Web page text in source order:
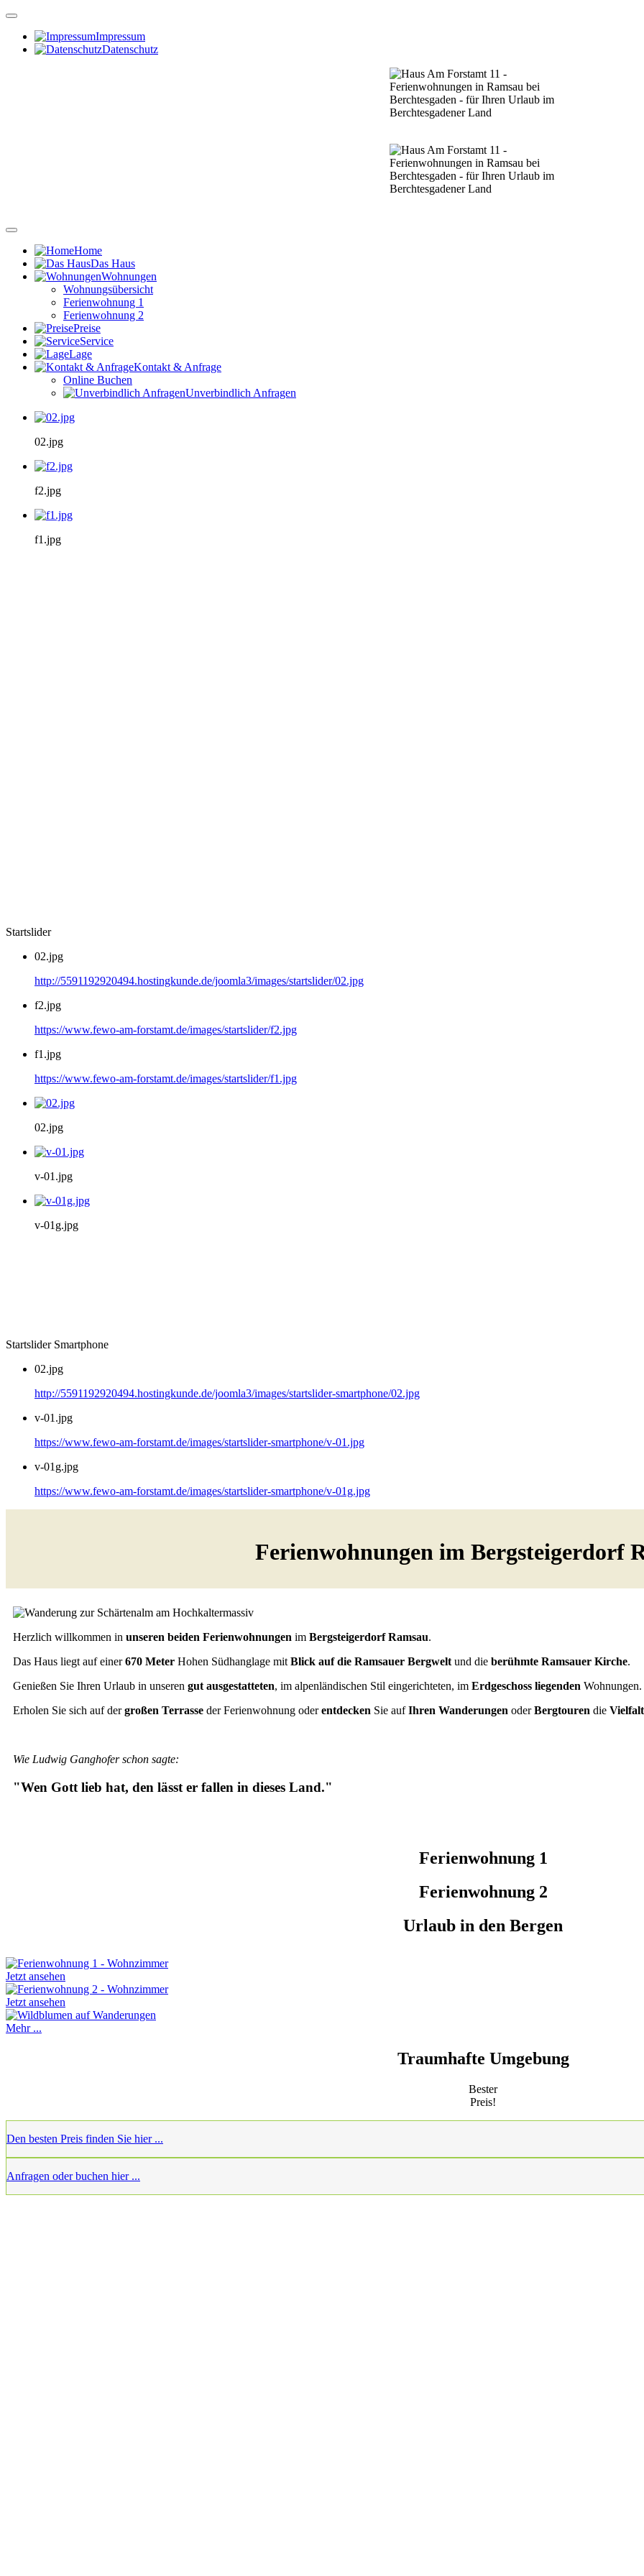
Impressum
Datenschutz
Home
Das Haus
Wohnungen
Wohnungsübersicht
Ferienwohnung 1
Ferienwohnung 2
Preise
Service
Lage
Kontakt & Anfrage
Online Buchen
Unverbindlich Anfragen
02.jpg
f2.jpg
f1.jpg
Startslider
02.jpg
http://5591192920494.hostingkunde.de/joomla3/images/startslider/02.jpg
f2.jpg
https://www.fewo-am-forstamt.de/images/startslider/f2.jpg
f1.jpg
https://www.fewo-am-forstamt.de/images/startslider/f1.jpg
02.jpg
v-01.jpg
v-01g.jpg
Startslider Smartphone
02.jpg
http://5591192920494.hostingkunde.de/joomla3/images/startslider-smartphone/02.jpg
v-01.jpg
https://www.fewo-am-forstamt.de/images/startslider-smartphone/v-01.jpg
v-01g.jpg
https://www.fewo-am-forstamt.de/images/startslider-smartphone/v-01g.jpg
Ferienwohnungen im Bergsteigerdorf
Herzlich willkommen in unseren beiden Ferienwohnungen im Bergsteigerdorf Ramsau.
Das Haus liegt auf einer670 Meter Hohen Südhanglage mit Blick auf die Ramsauer Bergwelt und die berühmte Ramsauer Kirche.
Genießen Sie Ihren Urlaub in unseren gut ausgestatteten, im alpenländischen Stil eingerichteten, im Erdgeschoss liegenden Wohnungen.
Erholen Sie sich auf dergroßen Terrasse der Ferienwohnung oderentdecken Sie aufIhren Wanderungen oderBergtouren die
Wie Ludwig Ganghofer schon sagte:
"Wen Gott lieb hat, den lässt er fallen in dieses Land."
Ferienwohnung 1
Ferienwohnung 2
Urlaub in den Bergen
Jetzt ansehen
Jetzt ansehen
Mehr ...
Traumhafte Umgebung
Bester
Preis!
Den besten Preis finden Sie hier ...
Anfragen oder buchen hier ...